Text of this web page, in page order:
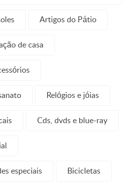
Artigos do Pátio
de casa
Relógios e jóias
Cds, dvds e blue-ray
especiais Bicicletas